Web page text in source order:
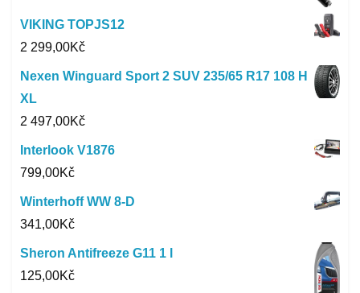
VIKING TOPJS12
2 299,00Kč
Nexen Winguard Sport 2 SUV 235/65 R17 108 H
XL
2 497,00Kč
Interlook V1876
799,00Kč
Winterhoff WW 8-D
341,00Kč
Sheron Antifreeze G11 1 l
125,00Kč